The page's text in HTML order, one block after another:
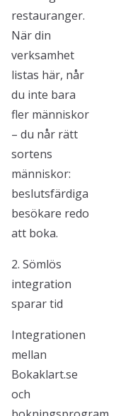
restauranger.
När din
verksamhet
listas här, når
du inte bara
fler människor
– du når rätt
sortens
människor:
beslutsfärdiga
besökare redo
att boka.
2. Sömlös
integration
sparar tid
Integrationen
mellan
Bokaklart.se
och